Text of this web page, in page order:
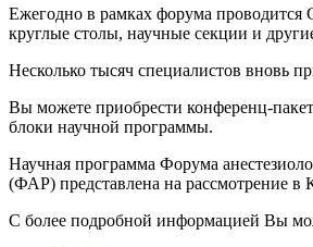
Ежегодно в рамках форума проводится
круглые столы, научные секции и
Несколько тысяч специалистов вновь
Вы можете приобрести конференц-
блоки научной программы.
Научная программа Форума
(ФАР) представлена на рассмотрение
С более подробной информацией Вы